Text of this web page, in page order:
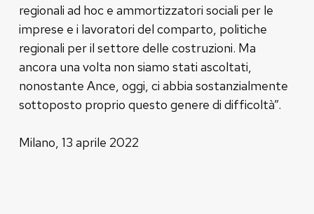
regionali ad hoc e ammortizzatori sociali per le
imprese e i lavoratori del comparto, politiche
regionali per il settore delle costruzioni. Ma
ancora una volta non siamo stati ascoltati,
nonostante Ance, oggi, ci abbia sostanzialmente
sottoposto proprio questo genere di difficoltà”.
Milano, 13 aprile 2022